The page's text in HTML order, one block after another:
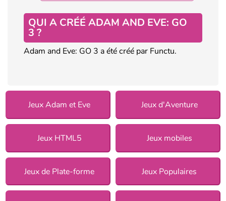
QUI A CRÉÉ ADAM AND EVE: GO
3 ?
Adam and Eve: GO 3 a été créé par Functu.
Jeux Adam et Eve Jeux d'Aventure
Jeux HTML5 Jeux mobiles
Jeux de Plate-forme Jeux Populaires